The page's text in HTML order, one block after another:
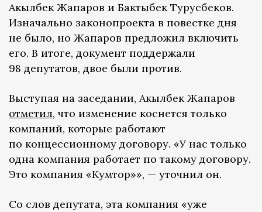
Акылбек Жапаров и Бактыбек Турусбеков.
Изначально законопроекта в повестке дня
не было, но Жапаров предложил включить
его. В итоге, документ поддержали
98 депутатов, двое были против.
Выступая на заседании, Акылбек Жапаров
отметил, что изменение коснется только
компаний, которые работают
по концессионному договору. «У нас только
одна компания работает по такому договору.
Это компания «Кумтор»», — уточнил он.
Со слов депутата, эта компания «уже